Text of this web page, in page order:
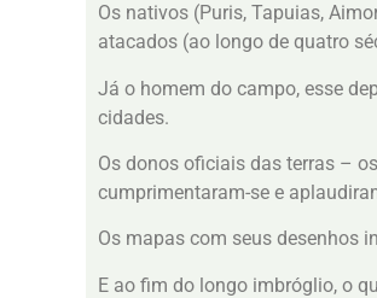
Os nativos (Puris, Tapuias,
atacados (ao longo de quatro
Já o homem do campo, esse
cidades.
Os donos oficiais das terras –
cumprimentaram-se e
Os mapas com seus desenhos
E ao fim do longo imbróglio, o